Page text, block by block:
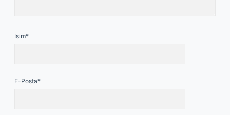
İsim*
E-Posta*